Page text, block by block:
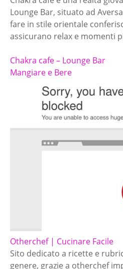
Lounge Bar, situato ad
fare in stile orientale
assicurano relax e momenti
Chakra cafe – Lounge Bar
Mangiare e Bere
Otherchef | Cucinare Facile
Sito dedicato a ricette e
genere, grazie a otherchef